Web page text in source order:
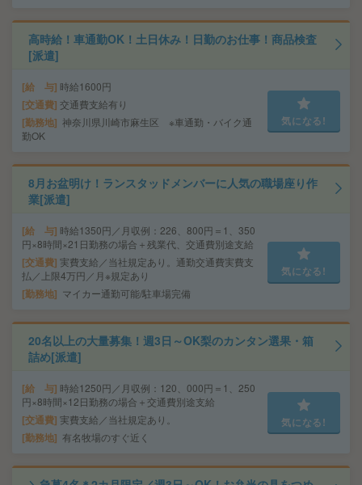
高時給！車通勤OK！土日休み！日勤のお仕事！商品検査
[派遣]
給 与 時給1600円
交通費 交通費支給有り
勤務地 神奈川県川崎市麻生区 ※車通勤・バイク通
勤OK
気になる!
8月お盆明け！ランスタッドメンバーに人気の職場座り作
業[派遣]
給 与 時給1350円／月収例：226、800円＝1、350
円×8時間×21日勤務の場合＋残業代、交通費別途支給
交通費 実費支給／当社規定あり。通勤交通費実費支
払／上限4万円／月※規定あり
勤務地 マイカー通勤可能/駐車場完備
気になる!
20名以上の大量募集！週3日～OK梨のカンタン選果・箱
詰め[派遣]
給 与 時給1250円／月収例：120、000円＝1、250
円×8時間×12日勤務の場合＋交通費別途支給
交通費 実費支給／当社規定あり。
勤務地 有名牧場のすぐ近く
気になる!